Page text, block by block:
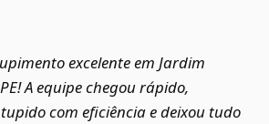
excelente em Jardim
A equipe chegou rápido,
com eficiência e deixou tudo